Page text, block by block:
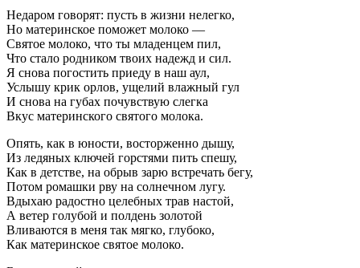
Недаром говорят: пусть в жизни нелегко,
Но материнское поможет молоко —
Святое молоко, что ты младенцем пил,
Что стало родником твоих надежд и сил.
Я снова погостить приеду в наш аул,
Услышу крик орлов, ущелий влажный гул
И снова на губах почувствую слегка
Вкус материнского святого молока.
Опять, как в юности, восторженно дышу,
Из ледяных ключей горстями пить спешу,
Как в детстве, на обрыв зарю встречать бегу,
Потом ромашки рву на солнечном лугу.
Вдыхаю радостно целебных трав настой,
А ветер голубой и полдень золотой
Вливаются в меня так мягко, глубоко,
Как материнское святое молоко.